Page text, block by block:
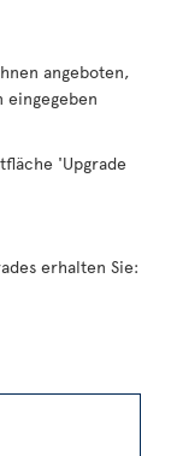
angeboten,
'Upgrade
erhalten Sie: